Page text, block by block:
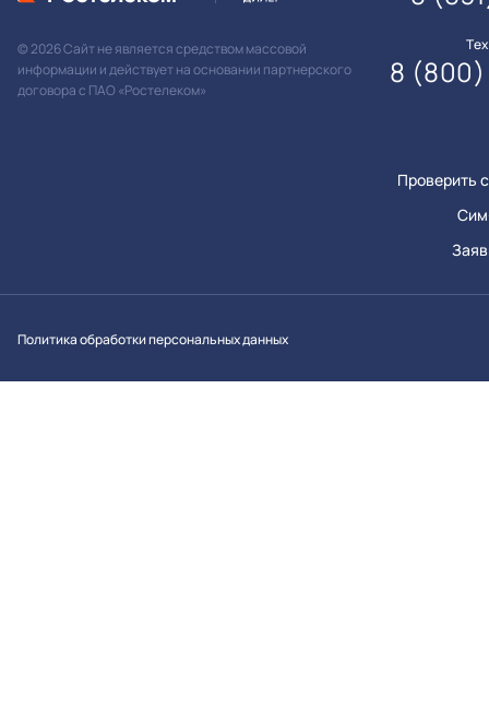
© 2026 Сайт не является средством массовой
информации и действует на основании партнерского
договора с ПАО «Ростелеком»
Проверить
8
Политика обработки персональных данных